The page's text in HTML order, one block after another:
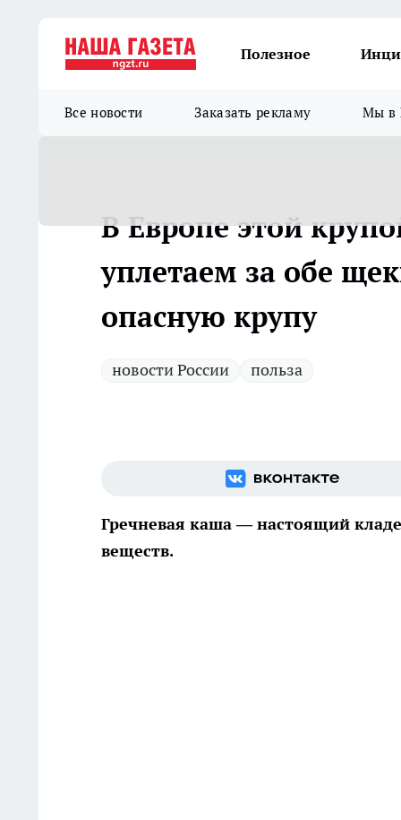
Полезное
Все новости Заказать рекламу Мы в
В Европе этой
уплетаем за обе
опасную крупу
новости России польза
Гречневая каша — настоящий
веществ.